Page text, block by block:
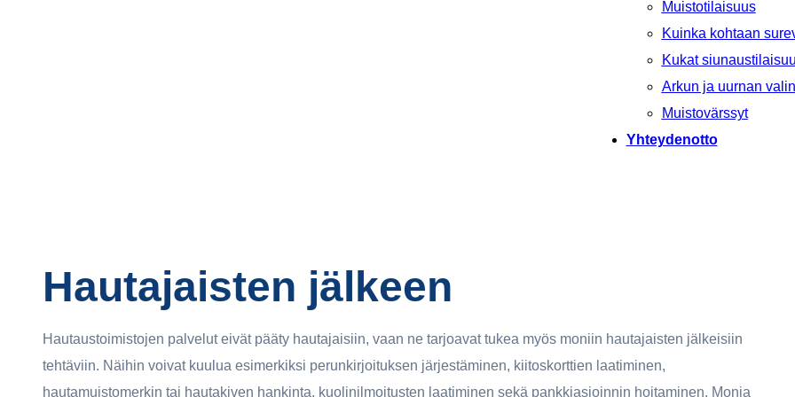
Muistotilaisuus
Kuinka kohtaan
Kukat
Arkun ja uurnan
Muistovärssyt
Yhteydenotto
Hautajaisten jälkeen
Hautaustoimistojen palvelut eivät pääty hautajaisiin, vaan ne tarjoavat tukea myös moniin hautajaisten jälkeisiin
tehtäviin. Näihin voivat kuulua esimerkiksi perunkirjoituksen järjestäminen, kiitoskorttien laatiminen,
hautamuistomerkin tai hautakiven hankinta, kuolinilmoitusten laatiminen sekä pankkiasioinnin hoitaminen. Monia